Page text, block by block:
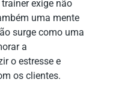
exige não
uma mente
surge como uma
a
o estresse e
os clientes.